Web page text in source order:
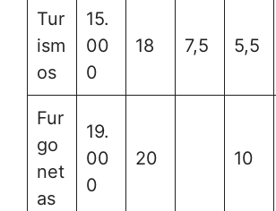
Tur
ism
os
15.
00
0
18 7,5 5,5
Fur
go
net
as
19.
00
0
20 10